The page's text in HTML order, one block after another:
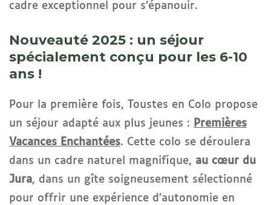
cadre exceptionnel pour s’épanouir.
Nouveauté 2025 : un séjour
spécialement conçu pour les 6-10
ans !
Pour la première fois, Toustes en Colo propose
un séjour adapté aux plus jeunes :
Premières
Vacances Enchantées. Cette colo se déroulera
dans un cadre naturel magnifique, au cœur du
Jura, dans un gîte soigneusement sélectionné
pour offrir une expérience d’autonomie en